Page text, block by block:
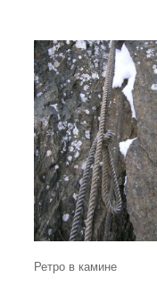
Ретро в камине